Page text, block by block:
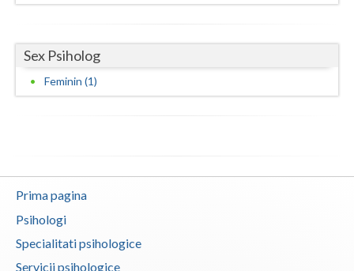
Neamt
Olt
Satu-Mare
Sibiu
Suceava
Sex Psiholog
Feminin (1)
Prima pagina
Psihologi
Specialitati psihologice
Servicii psihologice